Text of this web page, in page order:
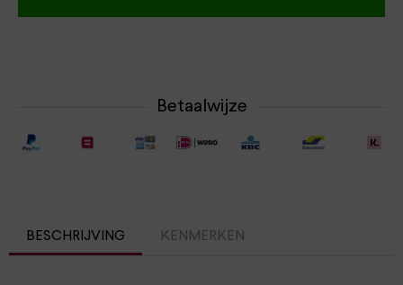
Betaalwijze
BESCHRIJVING KENMERKEN